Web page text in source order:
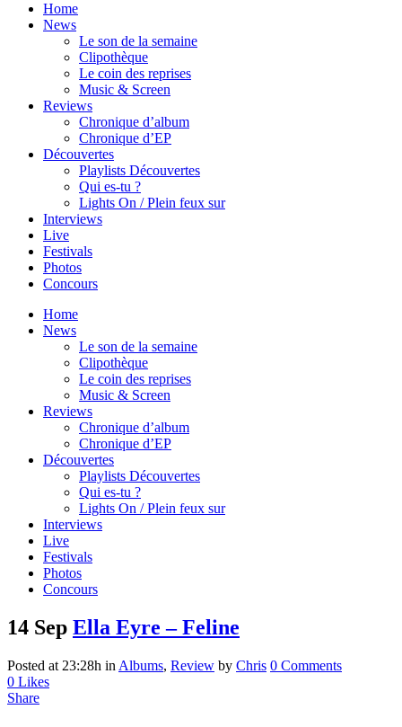
Home
News
Le son de la semaine
Clipothèque
Le coin des reprises
Music & Screen
Reviews
Chronique d’album
Chronique d’EP
Découvertes
Playlists Découvertes
Qui es-tu ?
Lights On / Plein feux sur
Interviews
Live
Festivals
Photos
Concours
Home
News
Le son de la semaine
Clipothèque
Le coin des reprises
Music & Screen
Reviews
Chronique d’album
Chronique d’EP
Découvertes
Playlists Découvertes
Qui es-tu ?
Lights On / Plein feux sur
Interviews
Live
Festivals
Photos
Concours
14 Sep Ella Eyre – Feline
Posted at 23:28h in Albums, Review by Chris 0 Comments
0 Likes
Share